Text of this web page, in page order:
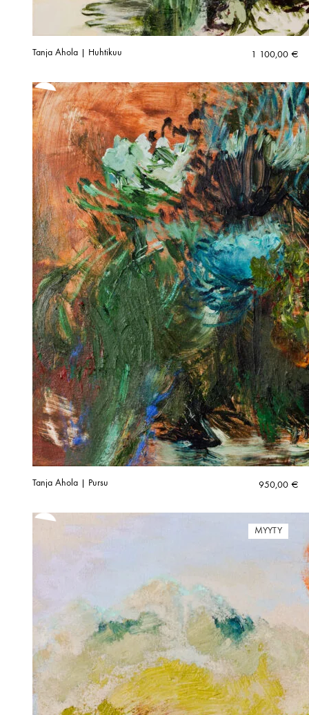
Tanja Ahola | Huhtikuu 1 100,00 €
Tanja Ahola | Pursu 950,00 €
MYYTY